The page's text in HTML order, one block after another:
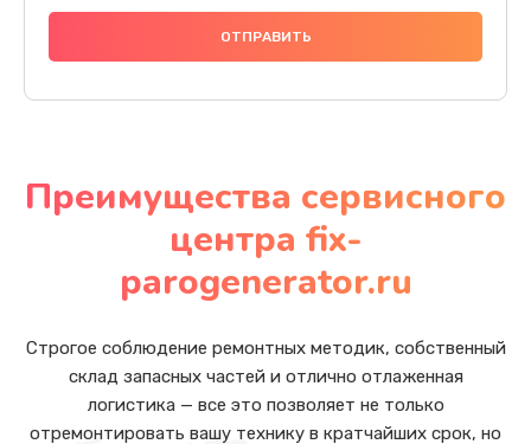
Преимущества сервисного
центра fix-
parogenerator.ru
Строгое соблюдение ремонтных методик, собственный
склад запасных частей и отлично отлаженная
логистика — все это позволяет не только
отремонтировать вашу технику в кратчайших срок, но